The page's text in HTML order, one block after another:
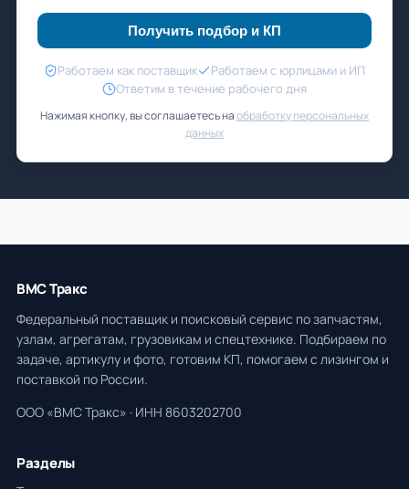
Получить подбор и КП
Работаем как поставщик
Работаем с юрлицами и ИП
Ответим в течение рабочего дня
Нажимая кнопку, вы соглашаетесь наобработку персональных
данных
ВМС Тракс
Федеральный поставщик и поисковый сервис по запчастям,
узлам, агрегатам, грузовикам и спецтехнике. Подбираем по
задаче, артикулу и фото, готовим КП, помогаем с лизингом и
поставкой по России.
ООО «ВМС Тракс» · ИНН 8603202700
Разделы